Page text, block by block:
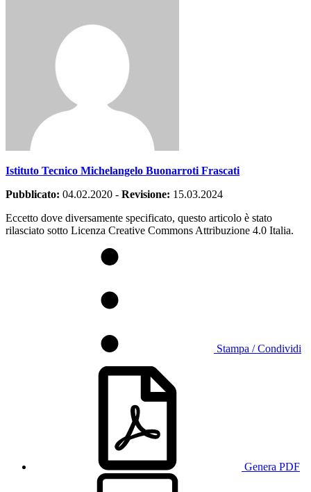
Istituto Tecnico Michelangelo Buonarroti Frascati
Pubblicato: 04.02.2020 - Revisione: 15.03.2024
Eccetto dove diversamente specificato, questo articolo è stato
rilasciato sotto Licenza Creative Commons Attribuzione 4.0 Italia.
Stampa / Condividi
Genera PDF